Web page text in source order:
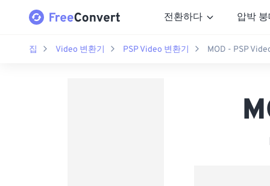
전환하다 압박
집 Video 변환기 PSP Video 변환기 MOD - PSP